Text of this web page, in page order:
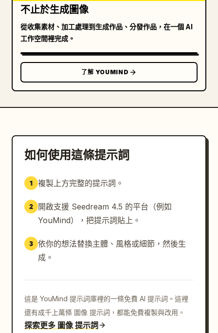
不止於生成圖像
從收集素材、加工處理到生成作品、分發作品，在一個 AI
工作空間裡完成。
了解 YOUMIND
如何使用這條提示詞
1 複製上方完整的提示詞。
2
開啟支援 Seedream 4.5 的平台（例如
YouMind），把提示詞貼上。
3 依你的想法替換主體、風格或細節，然後生
成。
這是 YouMind 提示詞庫裡的一條免費 AI 提示詞。這裡
還有成千上萬條 圖像 提示詞，都能免費複製與改用。
探索更多 圖像 提示詞